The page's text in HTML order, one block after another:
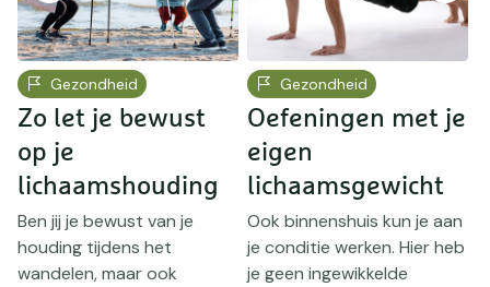
Gezondheid
Zo let je bewust
op je
lichaamshouding
Ben jij je bewust van je
houding tijdens het
wandelen, maar ook
Gezondheid
Oefeningen met je
eigen
lichaamsgewicht
Ook binnenshuis kun je aan
je conditie werken. Hier heb
je geen ingewikkelde